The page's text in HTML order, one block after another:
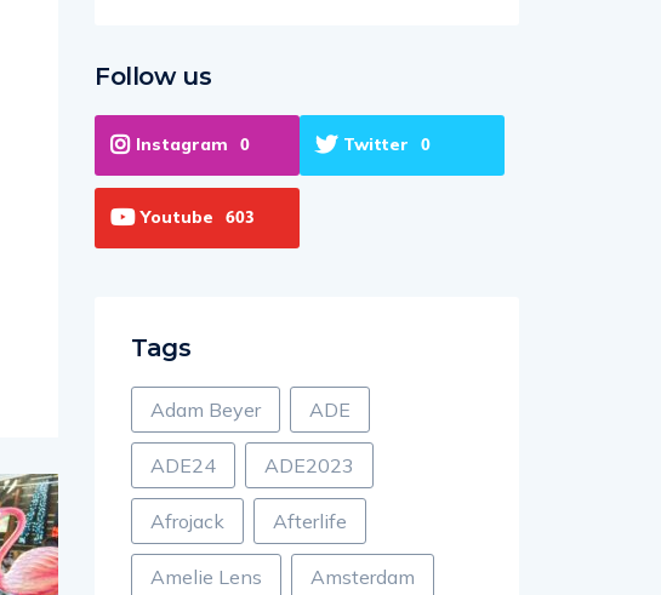
Follow us
Instagram 0 Twitter 0
Youtube 603
Tags
Adam Beyer ADE
ADE24 ADE2023
Afrojack Afterlife
Amelie Lens Amsterdam